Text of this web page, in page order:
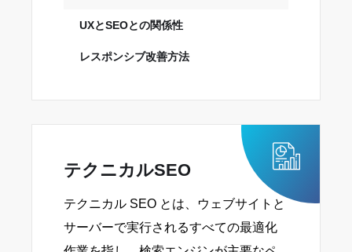
UXとSEOとの関係性
レスポンシブ改善方法
テクニカルSEO
テクニカル SEO とは、ウェブサイトと
サーバーで実行されるすべての最適化